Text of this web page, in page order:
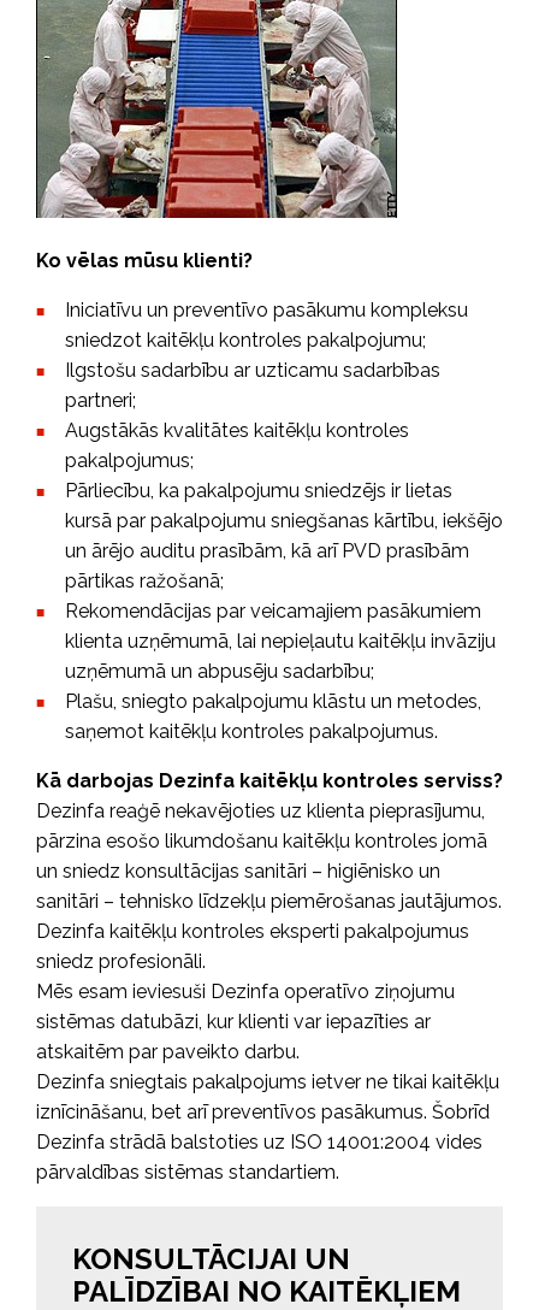
Ko vēlas mūsu klienti?
Iniciatīvu un preventīvo pasākumu kompleksu
sniedzot kaitēkļu kontroles pakalpojumu;
Ilgstošu sadarbību ar uzticamu sadarbības
partneri;
Augstākās kvalitātes kaitēkļu kontroles
pakalpojumus;
Pārliecību, ka pakalpojumu sniedzējs ir lietas
kursā par pakalpojumu sniegšanas kārtību, iekšējo
un ārējo auditu prasībām, kā arī PVD prasībām
pārtikas ražošanā;
Rekomendācijas par veicamajiem pasākumiem
klienta uzņēmumā, lai nepieļautu kaitēkļu invāziju
uzņēmumā un abpusēju sadarbību;
Plašu, sniegto pakalpojumu klāstu un metodes,
saņemot kaitēkļu kontroles pakalpojumus.
Kā darbojas Dezinfa kaitēkļu kontroles serviss?
Dezinfa reaģē nekavējoties uz klienta pieprasījumu,
pārzina esošo likumdošanu kaitēkļu kontroles jomā
un sniedz konsultācijas sanitāri – higiēnisko un
sanitāri – tehnisko līdzekļu piemērošanas jautājumos.
Dezinfa kaitēkļu kontroles eksperti pakalpojumus
sniedz profesionāli.
Mēs esam ieviesuši Dezinfa operatīvo ziņojumu
sistēmas datubāzi, kur klienti var iepazīties ar
atskaitēm par paveikto darbu.
Dezinfa sniegtais pakalpojums ietver ne tikai kaitēkļu
iznīcināšanu, bet arī preventīvos pasākumus. Šobrīd
Dezinfa strādā balstoties uz ISO 14001:2004 vides
pārvaldības sistēmas standartiem.
KONSULTĀCIJAI UN
PALĪDZĪBAI NO KAITĒKĻIEM